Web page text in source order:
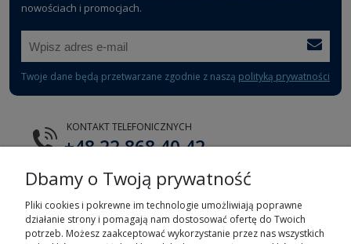
nowościach i promocjach.
Twoje dane będą przetwarzane zgodnie z naszą polityką prywatności
KONTAKT TELEFONICZNYCH
+48 22 868 40 42
E-MAIL
tts@tts.com.pl
Dbamy o Twoją prywatność
Pliki cookies i pokrewne im technologie umożliwiają poprawne
działanie strony i pomagają nam dostosować ofertę do Twoich
potrzeb. Możesz zaakceptować wykorzystanie przez nas wszystkich